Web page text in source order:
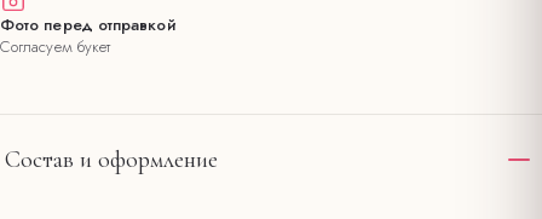
Фото перед отправкой
Согласуем букет
Состав и оформление